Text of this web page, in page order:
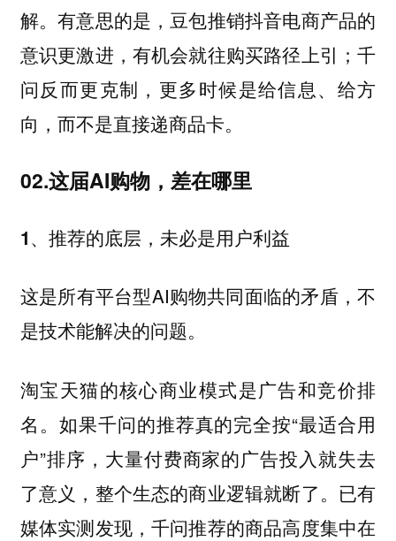
解。有意思的是，豆包推销抖音电商产品的
意识更激进，有机会就往购买路径上引；千
问反而更克制，更多时候是给信息、给方
向，而不是直接递商品卡。
02.这届AI购物，差在哪里
1、推荐的底层，未必是用户利益
这是所有平台型AI购物共同面临的矛盾，不
是技术能解决的问题。
淘宝天猫的核心商业模式是广告和竞价排
名。如果千问的推荐真的完全按“最适合用
户”排序，大量付费商家的广告投入就失去
了意义，整个生态的商业逻辑就断了。已有
媒体实测发现，千问推荐的商品高度集中在